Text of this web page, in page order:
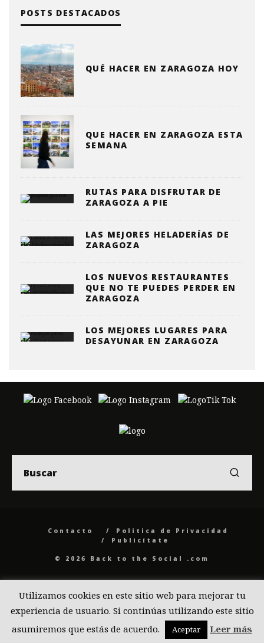
POSTS DESTACADOS
QUÉ HACER EN ZARAGOZA HOY
QUE HACER EN ZARAGOZA ESTA
SEMANA
RUTAS PARA DISFRUTAR DE
ZARAGOZA A PIE
LAS MEJORES HELADERÍAS DE
ZARAGOZA
LOS NUEVOS RESTAURANTES
QUE NO TE PUEDES PERDER EN
ZARAGOZA
LOS MEJORES LUGARES PARA
DESAYUNAR EN ZARAGOZA
Contacto
Politica de Privacidad
Publicítate
© 2026 Back to the Social .com
Utilizamos cookies en este sitio web para mejorar tu
experiencia de usuario. Si continúas utilizando este sitio
asumiremos que estás de acuerdo.
Aceptar Leer más